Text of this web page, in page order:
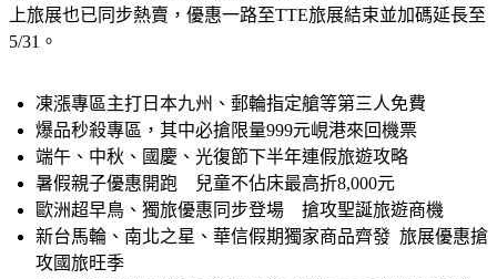
上旅展也已同步熱賣，優惠一路至TTE旅展結束並加碼延長至
5/31。
凍漲專區主打日本九州、郵輪指定艙等第三人免費
爆品秒殺專區，其中必搶限量999元峴港來回機票
端午、中秋、國慶、光復節下半年連假旅遊攻略
暑假親子優惠開跑　兒童不佔床最高折8,000元
歐洲超早鳥、獨旅優惠同步登場　搶攻聖誕旅遊商機
新台馬輪、南北之星、華信假期獨家商品齊發  旅展優惠搶
攻國旅旺季